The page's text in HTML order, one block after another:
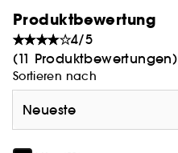
Produktbewertung
4/5
(11 Produktbewertungen)
Sortieren nach
Neueste